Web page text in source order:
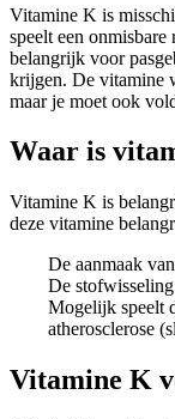
Vitamine K is
speelt een
belangrijk voor
krijgen. De vitamine
maar je moet ook
Waar is
Vitamine K is
deze vitamine
De aanmaak
De
Mogelijk speelt
atherosclerose
Vitamine K